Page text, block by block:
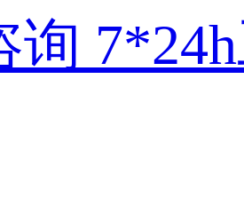
询